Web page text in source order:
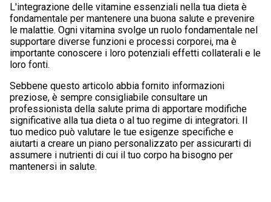
L'integrazione delle vitamine essenziali nella tua dieta è
fondamentale per mantenere una buona salute e prevenire
le malattie. Ogni vitamina svolge un ruolo fondamentale nel
supportare diverse funzioni e processi corporei, ma è
importante conoscere i loro potenziali effetti collaterali e le
loro fonti.
Sebbene questo articolo abbia fornito informazioni
preziose, è sempre consigliabile consultare un
professionista della salute prima di apportare modifiche
significative alla tua dieta o al tuo regime di integratori. Il
tuo medico può valutare le tue esigenze specifiche e
aiutarti a creare un piano personalizzato per assicurarti di
assumere i nutrienti di cui il tuo corpo ha bisogno per
mantenersi in salute.